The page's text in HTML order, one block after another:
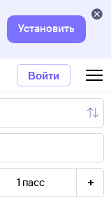
Установить
Войти
1 пасс